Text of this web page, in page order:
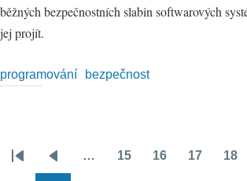
běžných bezpečnostních slabin softwarových
jej projít.
programování bezpečnost
Pagination
First
Předchozí
… 15 16 17 18